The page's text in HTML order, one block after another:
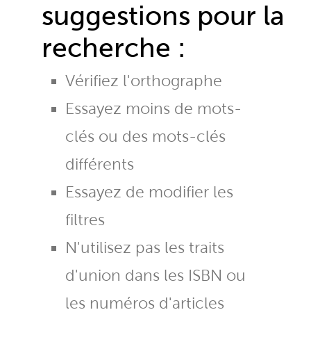
suggestions pour la
recherche :
Vérifiez l'orthographe
Essayez moins de mots-
clés ou des mots-clés
différents
Essayez de modifier les
filtres
N'utilisez pas les traits
d'union dans les ISBN ou
les numéros d'articles